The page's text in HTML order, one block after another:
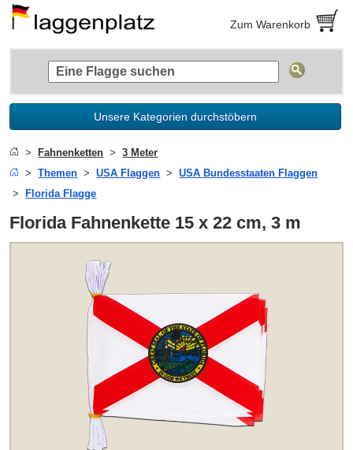
Zum Warenkorb
Unsere Kategorien durchstöbern
Fahnenketten
3 Meter
Themen
USA Flaggen
USA Bundesstaaten Flaggen
Florida Flagge
Florida Fahnenkette 15 x 22 cm, 3 m